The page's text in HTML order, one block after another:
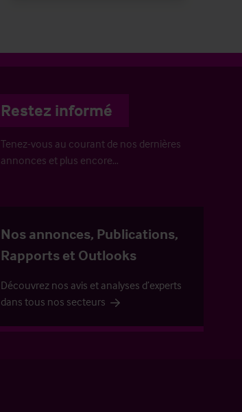
Restez informé
Tenez-vous au courant de nos dernières
annonces et plus encore…
Nos annonces, Publications,
Rapports et Outlooks
Découvrez nos avis et analyses d’experts
dans tous nos secteurs